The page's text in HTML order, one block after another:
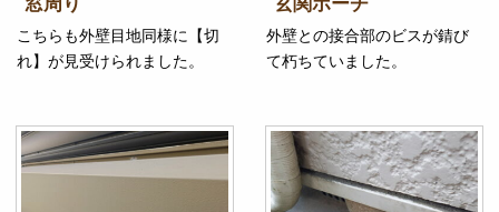
窓周り
こちらも外壁目地同様に【切
れ】が見受けられました。
玄関ポーチ
外壁との接合部のビスが錆び
て朽ちていました。